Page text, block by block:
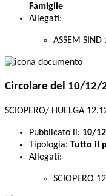
Famiglie
Allegati:
ASSEM
Circolare del 10/12/
SCIOPERO/ HUELGA
Pubblicato il: 10/
Tipologia: Tutto il
Allegati:
SCIOPERO